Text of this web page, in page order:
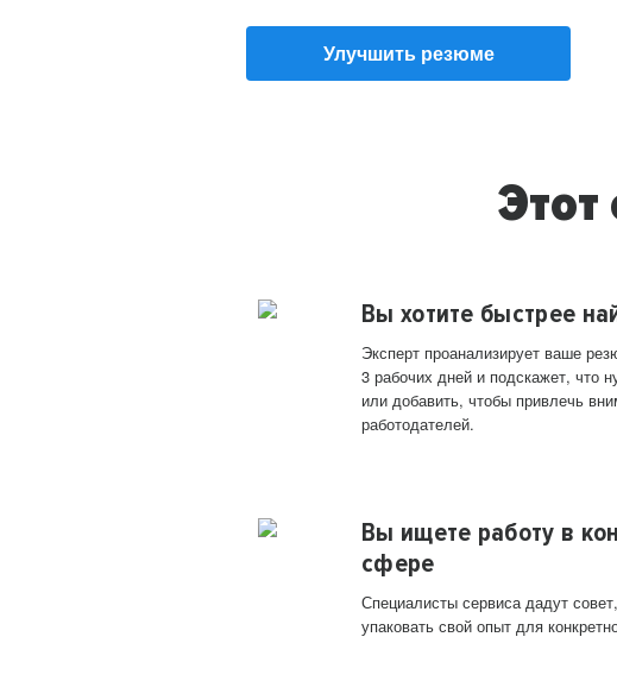
Улучшить резюме
Этот
Вы хотите быстрее
Эксперт проанализирует ваше
3 рабочих дней и подскажет, что
или добавить, чтобы привлечь
работодателей.
Вы ищете работу в
сфере
Специалисты сервиса дадут
упаковать свой опыт для